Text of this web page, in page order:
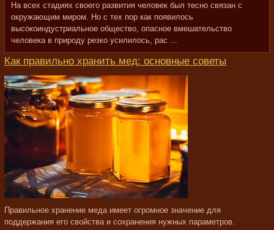
На всех стадиях своего развития человек был тесно связан с
окружающим миром. Но с тех пор как появилось
высокоиндустриальное общество, опасное вмешательство
человека в природу резко усилилось, рас ...
Как правильно хранить мед: основные советы
Правильное хранение меда имеет огромное значение для
поддержания его свойства и сохранения нужных параметров.